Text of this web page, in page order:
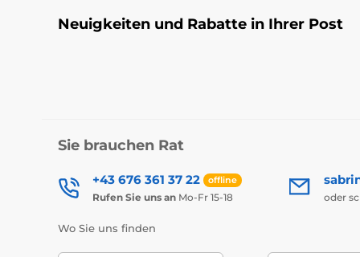
Neuigkeiten und Rabatte in Ihrer Post
Sie brauchen Rat
+43 676 361 37 22 offline
Rufen Sie uns an Mo-Fr 15-18 oder
Wo Sie uns finden